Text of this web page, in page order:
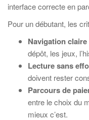
interface correcte en
Pour un débutant, les
Navigation claire
dépôt, les jeux,
Lecture sans
doivent rester
Parcours de
entre le choix du
mieux c’est.